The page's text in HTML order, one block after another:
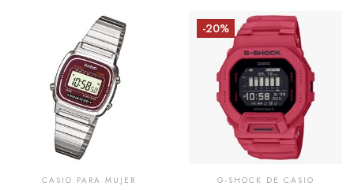
CASIO PARA MUJER
-20%
G-SHOCK DE CASIO